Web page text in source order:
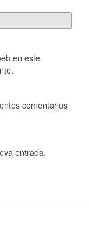
en este
comentarios
entrada.